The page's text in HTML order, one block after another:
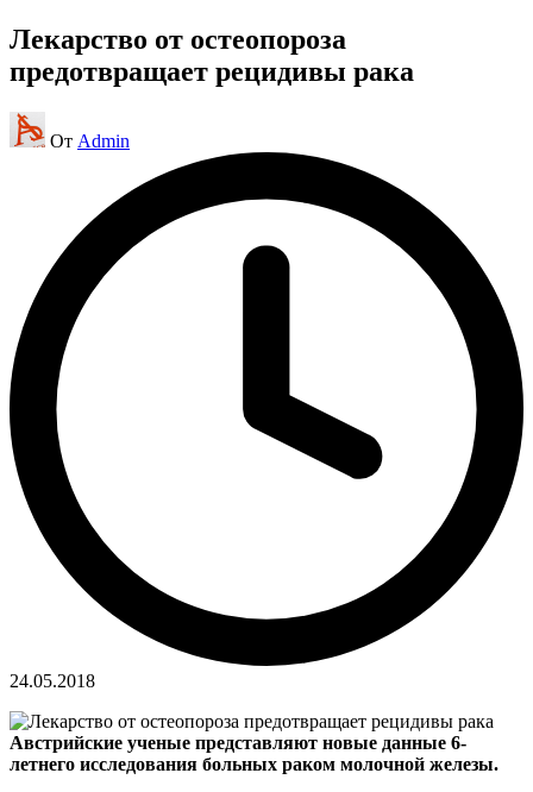
Лекарство от остеопороза
предотвращает рецидивы рака
Запись
от
От Admin
24.05.2018
Австрийские ученые представляют новые данные 6-
летнего исследования больных раком молочной железы.